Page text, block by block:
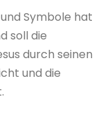
Symbole hat
soll die
durch seinen
und die